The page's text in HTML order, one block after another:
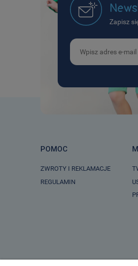
Zapisz
POMOC
ZWROTY I REKLAMACJE
REGULAMIN